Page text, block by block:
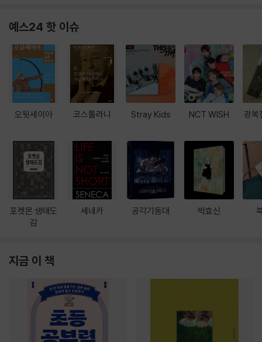
예스24 핫 이슈
오뒷세이아
포켓몬 생태도
감
코스톨라니
세네카
Stray Kids
공각기동대
NCT WISH
박효신
광복
지금 이 책